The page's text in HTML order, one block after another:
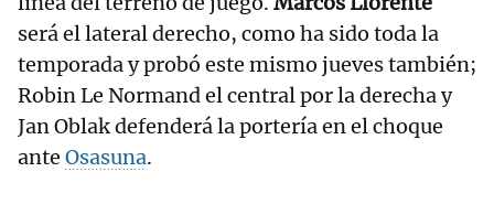
será el lateral derecho, como ha sido toda la
temporada y probó este mismo jueves también;
Robin Le Normand el central por la derecha y
Jan Oblak defenderá la portería en el choque
ante Osasuna.